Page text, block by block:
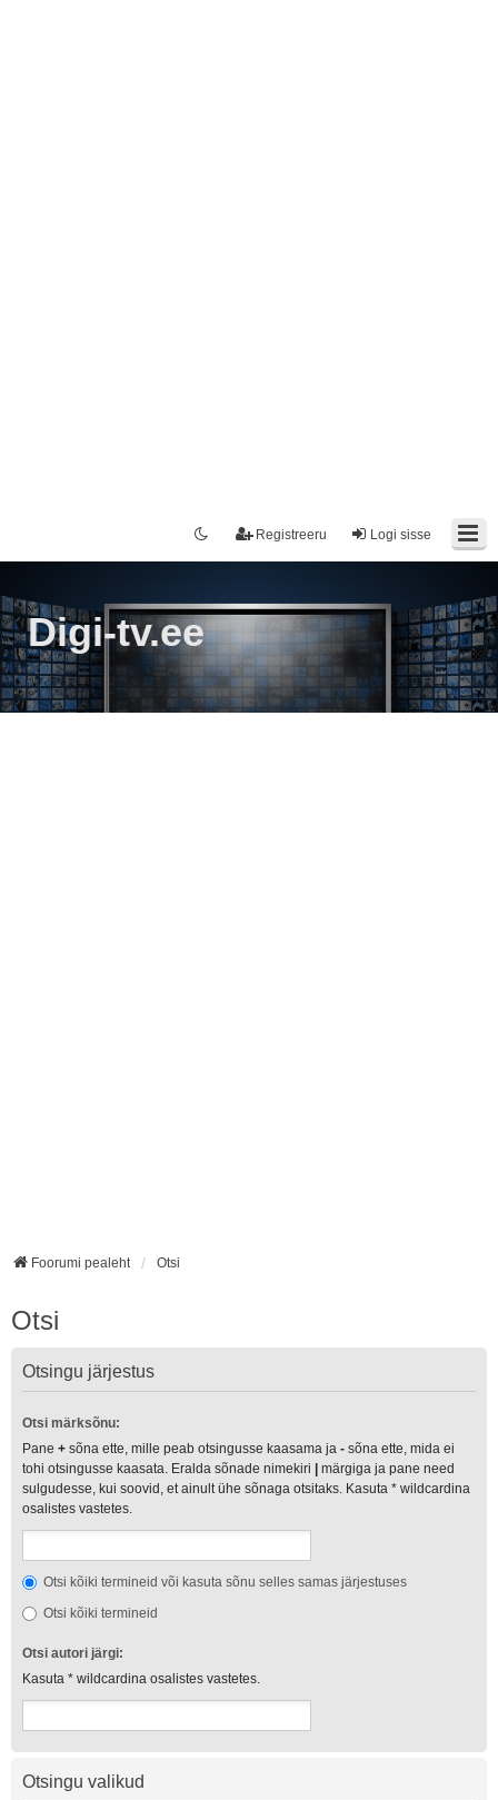
Logi sisse
Registreeru
Digi-tv.ee
Foorumi pealeht Otsi
Otsi
Otsingu järjestus
Otsi märksõnu:
Pane + sõna ette, mille peab otsingusse kaasama ja - sõna ette, mida ei
tohi otsingusse kaasata. Eralda sõnade nimekiri
märgiga ja pane need
sulgudesse, kui soovid, et ainult ühe sõnaga otsitaks. Kasuta * wildcardina
osalistes vastetes.
Otsi kõiki termineid või kasuta sõnu selles samas järjestuses
Otsi kõiki termineid
Otsi autori järgi:
Kasuta * wildcardina osalistes vastetes.
Otsingu valikud